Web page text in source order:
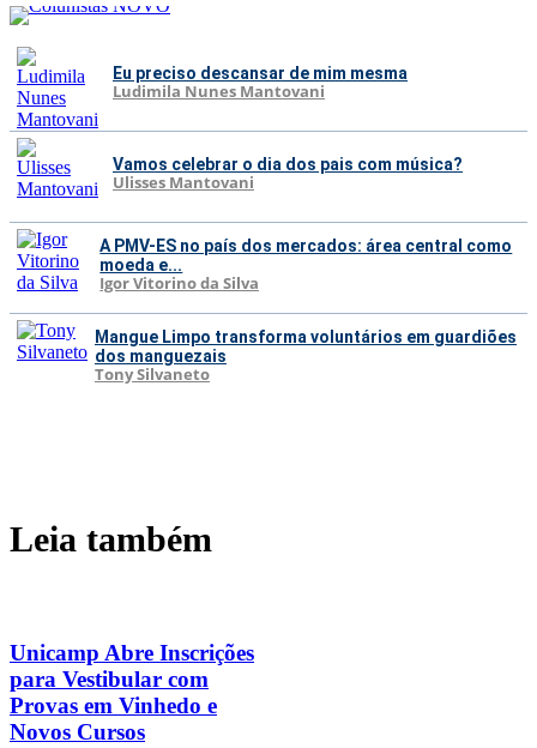
Eu preciso descansar de mim mesma
Ludimila Nunes Mantovani
Vamos celebrar o dia dos pais com música?
Ulisses Mantovani
A PMV-ES no país dos mercados: área central como
moeda e...
Igor Vitorino da Silva
Mangue Limpo transforma voluntários em guardiões
dos manguezais
Tony Silvaneto
Leia também
Unicamp Abre Inscrições
para Vestibular com
Provas em Vinhedo e
Novos Cursos